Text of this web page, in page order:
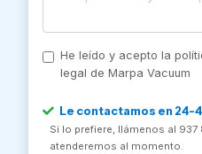
He leído y acepto la
legal de Marpa Vacuum
Le contactamos en 24-
Si lo prefiere, llámenos al
atenderemos al momento.